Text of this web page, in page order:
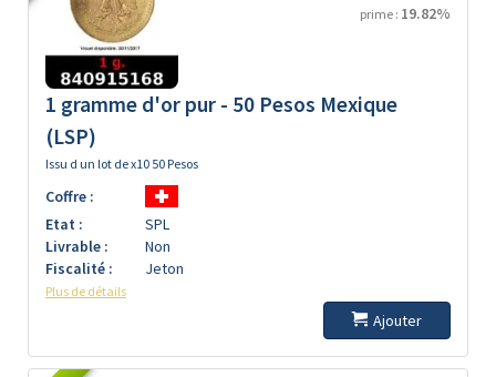
prime : 19.82%
1 gramme d'or pur - 50 Pesos Mexique
(LSP)
Issu d un lot de x10 50 Pesos
Coffre :
Etat :
SPL
Livrable :
Non
Fiscalité :
Jeton
Plus de détails
Ajouter